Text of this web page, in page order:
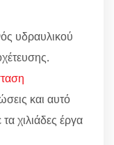
υδραυλικού
και αυτό
χιλιάδες έργα